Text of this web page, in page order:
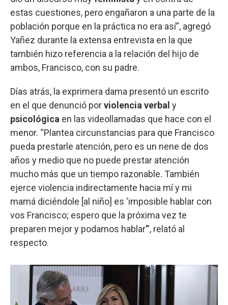
estas cuestiones, pero engañaron a una parte de la
población porque en la práctica no era así”, agregó
Yañez durante la extensa entrevista en la que
también hizo referencia a la relación del hijo de
ambos, Francisco, con su padre.
Días atrás, la exprimera dama presentó un escrito
en el que denunció porviolencia verbal y
psicológica en las videollamadas que hace con el
menor. “Plantea circunstancias para que Francisco
pueda prestarle atención, pero es un nene de dos
años y medio que no puede prestar atención
mucho más que un tiempo razonable. También
ejerce violencia indirectamente hacia mí y mi
mamá diciéndole [al niño] es ‘imposible hablar con
vos Francisco; espero que la próxima vez te
preparen mejor y podamos hablar’”, relató al
respecto.